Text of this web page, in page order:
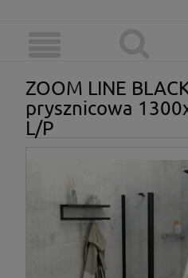
ZOOM LINE
prysznicowa
L/P